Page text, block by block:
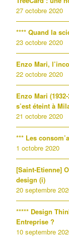
27 octobre 2020
**** Quand la
23 octobre 2020
Enzo Mari,
22 octobre 2020
Enzo Mari
s’est éteint à
21 octobre 2020
*** Les
1 octobre 2020
[Saint-Etienne]
design (i)
20 septembre
***** Design
Entreprise ?
10 septembre